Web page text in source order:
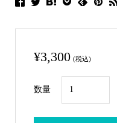
¥3,300 (税込)
数量
織